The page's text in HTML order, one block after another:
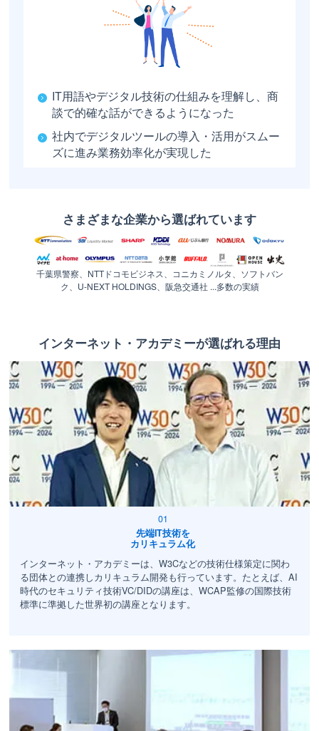
IT用語やデジタル技術の仕組みを理解し、商
談で的確な話ができるようになった
社内でデジタルツールの導入・活用がスムー
ズに進み業務効率化が実現した
さまざまな企業から選ばれています
千葉県警察、NTTドコモビジネス、コニカミノルタ、ソフトバン
ク、U-NEXT HOLDINGS、阪急交通社 ...多数の実績
インターネット・アカデミーが選ばれる理由
先端IT技術を
カリキュラム化
インターネット・アカデミーは、W3Cなどの技術仕様策定に関わ
る団体との連携しカリキュラム開発も行っています。たとえば、AI
時代のセキュリティ技術VC/DIDの講座は、WCAP監修の国際技術
標準に準拠した世界初の講座となります。